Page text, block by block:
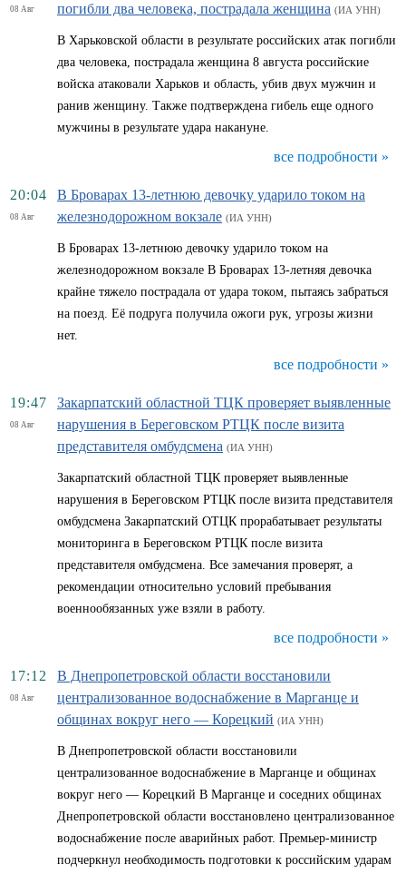
08 Авг
погибли два человека, пострадала женщина (ИА УНН)
В Харьковской области в результате российских атак погибли
два человека, пострадала женщина 8 августа российские
войска атаковали Харьков и область, убив двух мужчин и
ранив женщину. Также подтверждена гибель еще одного
мужчины в результате удара накануне.
все подробности »
20:04
08 Авг
В Броварах 13-летнюю девочку ударило током на
железнодорожном вокзале (ИА УНН)
В Броварах 13-летнюю девочку ударило током на
железнодорожном вокзале В Броварах 13-летняя девочка
крайне тяжело пострадала от удара током, пытаясь забраться
на поезд. Её подруга получила ожоги рук, угрозы жизни
нет.
все подробности »
19:47
08 Авг
Закарпатский областной ТЦК проверяет выявленные
нарушения в Береговском РТЦК после визита
представителя омбудсмена (ИА УНН)
Закарпатский областной ТЦК проверяет выявленные
нарушения в Береговском РТЦК после визита представителя
омбудсмена Закарпатский ОТЦК прорабатывает результаты
мониторинга в Береговском РТЦК после визита
представителя омбудсмена. Все замечания проверят, а
рекомендации относительно условий пребывания
военнообязанных уже взяли в работу.
все подробности »
17:12
08 Авг
В Днепропетровской области восстановили
централизованное водоснабжение в Марганце и
общинах вокруг него — Корецкий (ИА УНН)
В Днепропетровской области восстановили
централизованное водоснабжение в Марганце и общинах
вокруг него — Корецкий В Марганце и соседних общинах
Днепропетровской области восстановлено централизованное
водоснабжение после аварийных работ. Премьер-министр
подчеркнул необходимость подготовки к российским ударам